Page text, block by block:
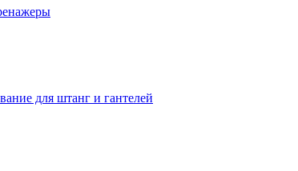
для штанг и гантелей